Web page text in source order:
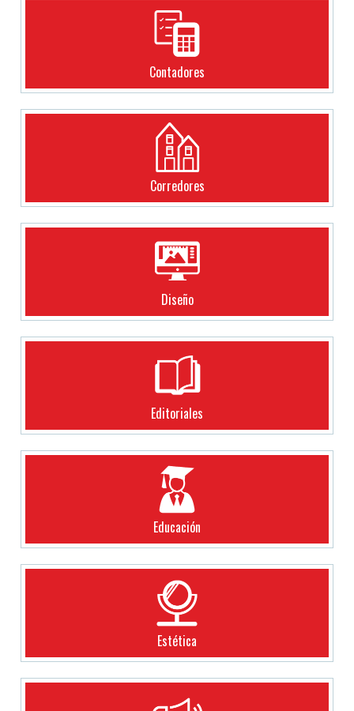
Contadores
Corredores
Diseño
Editoriales
Educación
Estética